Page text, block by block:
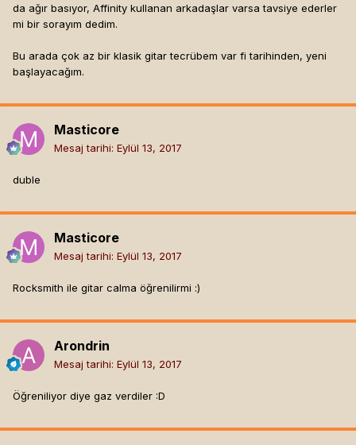
da ağır basıyor, Affinity kullanan arkadaşlar varsa tavsiye ederler
mi bir sorayım dedim.
Bu arada çok az bir klasik gitar tecrübem var fi tarihinden, yeni
başlayacağım.
Masticore
Mesaj tarihi: Eylül 13, 2017
duble
Masticore
Mesaj tarihi: Eylül 13, 2017
Rocksmith ile gitar calma öğrenilirmi :)
Arondrin
Mesaj tarihi: Eylül 13, 2017
Öğreniliyor diye gaz verdiler :D